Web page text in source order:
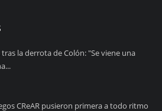
tras la derrota de Colón: "Se viene una
CReAR pusieron primera a todo ritmo